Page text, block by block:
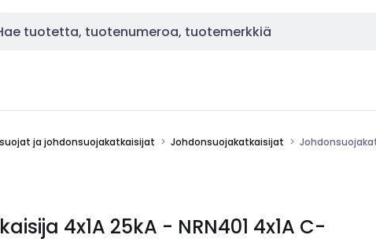
ja johdonsuojakatkaisijat Johdonsuojakatkaisijat
4x1A 25kA - NRN401 4x1A C-